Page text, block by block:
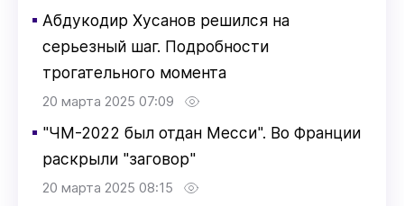
▪ Абдукодир Хусанов решился на
серьезный шаг. Подробности
трогательного момента
20 марта 2025 07:09
▪ "ЧМ-2022 был отдан Месси". Во Франции
раскрыли "заговор"
20 марта 2025 08:15